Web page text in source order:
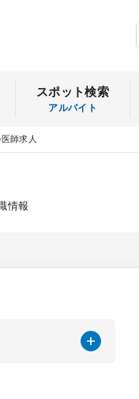
スポット検索
アルバイト
師求人
情報